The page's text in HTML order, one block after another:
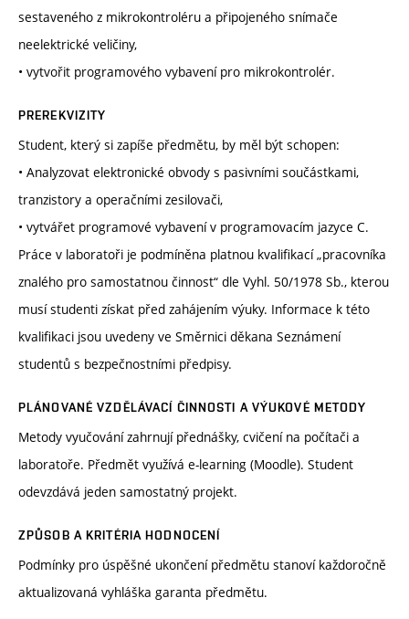
sestaveného z mikrokontroléru a připojeného snímače
neelektrické veličiny,
• vytvořit programového vybavení pro mikrokontrolér.
PREREKVIZITY
Student, který si zapíše předmětu, by měl být schopen:
• Analyzovat elektronické obvody s pasivními součástkami,
tranzistory a operačními zesilovači,
• vytvářet programové vybavení v programovacím jazyce C.
Práce v laboratoři je podmíněna platnou kvalifikací „pracovníka
znalého pro samostatnou činnost“ dle Vyhl. 50/1978 Sb., kterou
musí studenti získat před zahájením výuky. Informace k této
kvalifikaci jsou uvedeny ve Směrnici děkana Seznámení
studentů s bezpečnostními předpisy.
PLÁNOVANÉ VZDĚLÁVACÍ ČINNOSTI A VÝUKOVÉ METODY
Metody vyučování zahrnují přednášky, cvičení na počítači a
laboratoře. Předmět využívá e-learning (Moodle). Student
odevzdává jeden samostatný projekt.
ZPŮSOB A KRITÉRIA HODNOCENÍ
Podmínky pro úspěšné ukončení předmětu stanoví každoročně
aktualizovaná vyhláška garanta předmětu.